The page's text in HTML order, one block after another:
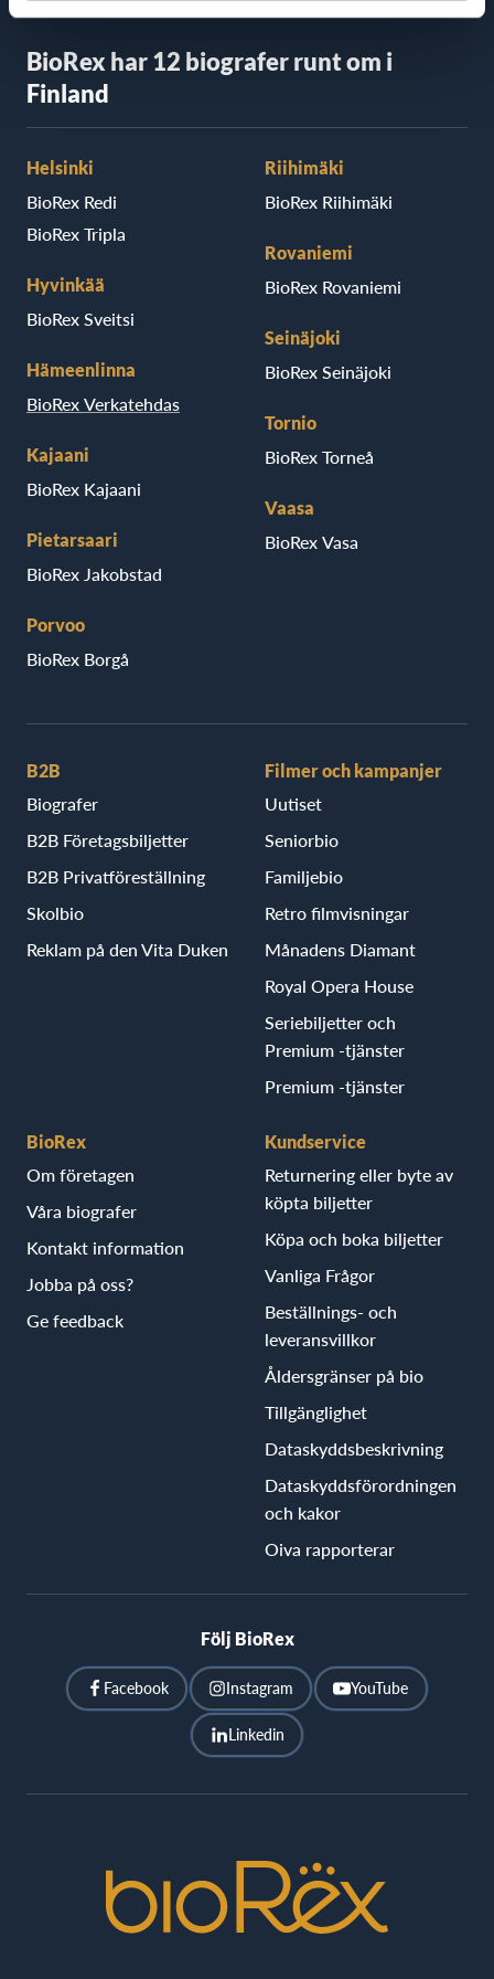
BioRex har 12 biografer runt om i
Finland
Helsinki
BioRex Redi
BioRex Tripla
Hyvinkää
BioRex Sveitsi
Hämeenlinna
BioRex Verkatehdas
Kajaani
BioRex Kajaani
Pietarsaari
BioRex Jakobstad
Porvoo
BioRex Borgå
Riihimäki
BioRex Riihimäki
Rovaniemi
BioRex Rovaniemi
Seinäjoki
BioRex Seinäjoki
Tornio
BioRex Torneå
Vaasa
BioRex Vasa
B2B
Biografer
B2B Företagsbiljetter
B2B Privatföreställning
Skolbio
Reklam på den Vita Duken
Filmer och kampanjer
Uutiset
Seniorbio
Familjebio
Retro filmvisningar
Månadens Diamant
Royal Opera House
Seriebiljetter och
Premium -tjänster
Premium -tjänster
BioRex
Om företagen
Våra biografer
Kontakt information
Jobba på oss?
Ge feedback
Kundservice
Returnering eller byte av
köpta biljetter
Köpa och boka biljetter
Vanliga Frågor
Beställnings- och
leveransvillkor
Åldersgränser på bio
Tillgänglighet
Dataskyddsbeskrivning
Dataskyddsförordningen
och kakor
Oiva rapporterar
Följ BioRex
Facebook Instagram YouTube
Linkedin
Cinemas